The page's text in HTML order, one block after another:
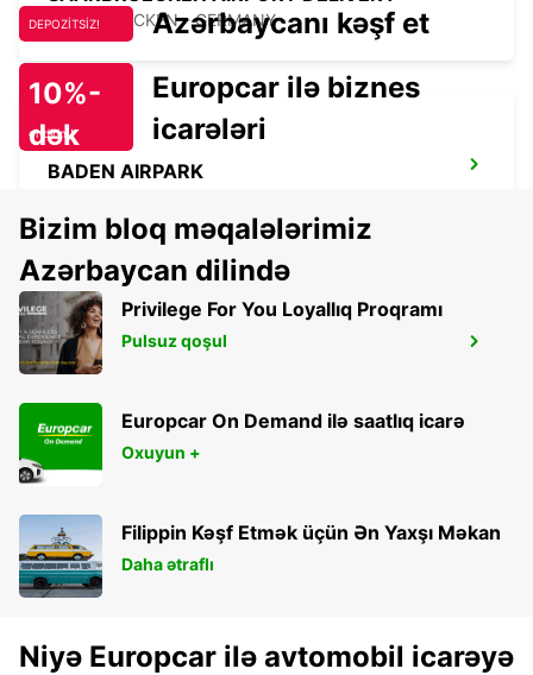
SAARBRUECKEN - GERMANY
BADEN AIRPARK
SAARBRUECKEN
SAARBRUECKEN - GERMANY
DEPOZİTSİZ! Azərbaycanı kəşf et
10%-
dək
endirim!
Europcar ilə biznes
icarələri
Bizim bloq məqalələrimiz
Azərbaycan dilində
Privilege For You Loyallıq Proqramı
Pulsuz qoşul
Europcar On Demand ilə saatlıq icarə
Oxuyun +
Filippin Kəşf Etmək üçün Ən Yaxşı Məkan
Daha ətraflı
Niyə Europcar ilə avtomobil icarəyə